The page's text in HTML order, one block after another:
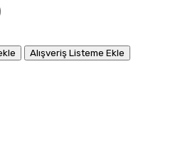
Alışveriş Listeme Ekle